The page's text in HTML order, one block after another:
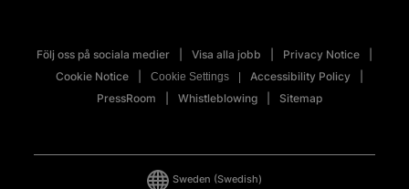
Följ oss på sociala medier Visa alla jobb
Privacy Notice
Cookie Notice
Cookie Settings
Accessibility Policy
PressRoom
Whistleblowing Sitemap
Sweden (Swedish)